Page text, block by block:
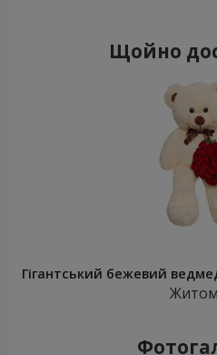
Щойно
Гігантський бежевий